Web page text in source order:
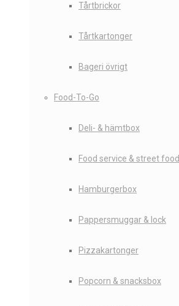
Tårtbrickor
Tårtkartonger
Bageri övrigt
Food-To-Go
Deli- & hämtbox
Food service & street food
Hamburgerbox
Pappersmuggar & lock
Pizzakartonger
Popcorn & snacksbox